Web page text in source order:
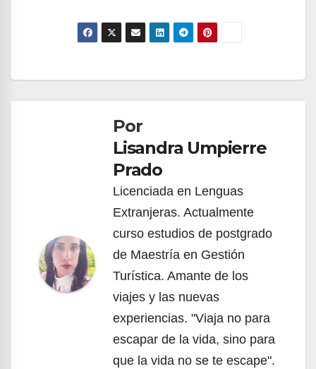
Navegación
entradasPor
Lisandra Umpierre
Prado
Licenciada en Lenguas
Extranjeras. Actualmente
curso estudios de postgrado
de Maestría en Gestión
Turística. Amante de los
viajes y las nuevas
experiencias. "Viaja no para
escapar de la vida, sino para
que la vida no se te escape".